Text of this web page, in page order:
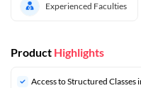
Experienced Faculties
Product Highlights
Access to Structured Classes